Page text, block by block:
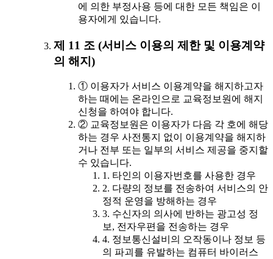
에 의한 부정사용 등에 대한 모든 책임은 이
용자에게 있습니다.
제 11 조 (서비스 이용의 제한 및 이용계약
의 해지)
① 이용자가 서비스 이용계약을 해지하고자
하는 때에는 온라인으로 교육정보원에 해지
신청을 하여야 합니다.
② 교육정보원은 이용자가 다음 각 호에 해당
하는 경우 사전통지 없이 이용계약을 해지하
거나 전부 또는 일부의 서비스 제공을 중지할
수 있습니다.
1. 타인의 이용자번호를 사용한 경우
2. 다량의 정보를 전송하여 서비스의 안
정적 운영을 방해하는 경우
3. 수신자의 의사에 반하는 광고성 정
보, 전자우편을 전송하는 경우
4. 정보통신설비의 오작동이나 정보 등
의 파괴를 유발하는 컴퓨터 바이러스